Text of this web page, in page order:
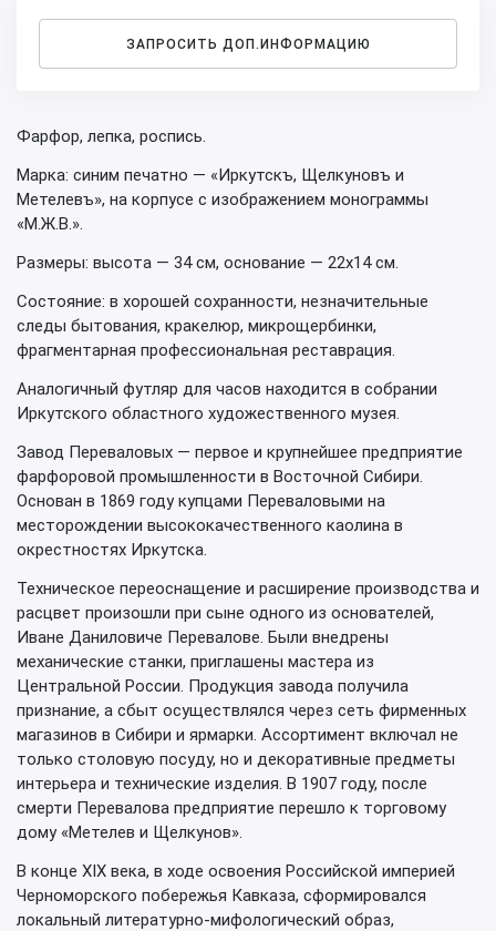
ЗАПРОСИТЬ ДОП.ИНФОРМАЦИЮ
Фарфор, лепка, роспись.
Марка: синим печатно — «Иркутскъ, Щелкуновъ и
Метелевъ», на корпусе с изображением монограммы
«М.Ж.В.».
Размеры: высота — 34 см, основание — 22х14 см.
Состояние: в хорошей сохранности, незначительные
следы бытования, кракелюр, микрощербинки,
фрагментарная профессиональная реставрация.
Аналогичный футляр для часов находится в собрании
Иркутского областного художественного музея.
Завод Переваловых — первое и крупнейшее предприятие
фарфоровой промышленности в Восточной Сибири.
Основан в 1869 году купцами Переваловыми на
месторождении высококачественного каолина в
окрестностях Иркутска.
Техническое переоснащение и расширение производства и
расцвет произошли при сыне одного из основателей,
Иване Даниловиче Перевалове. Были внедрены
механические станки, приглашены мастера из
Центральной России. Продукция завода получила
признание, а сбыт осуществлялся через сеть фирменных
магазинов в Сибири и ярмарки. Ассортимент включал не
только столовую посуду, но и декоративные предметы
интерьера и технические изделия. В 1907 году, после
смерти Перевалова предприятие перешло к торговому
дому «Метелев и Щелкунов».
В конце XIX века, в ходе освоения Российской империей
Черноморского побережья Кавказа, сформировался
локальный литературно-мифологический образ,